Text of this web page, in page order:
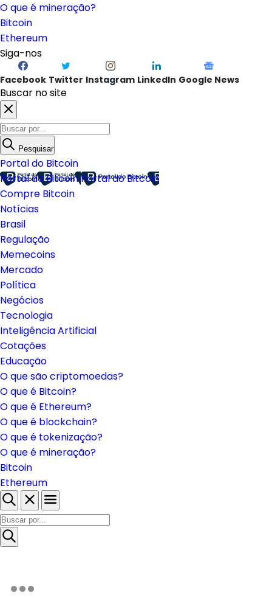
O que é mineração?
Bitcoin
Ethereum
Siga-nos
Facebook Twitter Instagram LinkedIn Google News
Buscar no site
Pesquisar
Portal do Bitcoin
Portal do BitcoinPortal do Bitcoin
Compre Bitcoin
Notícias
Brasil
Regulação
Memecoins
Mercado
Política
Negócios
Tecnologia
Inteligência Artificial
Cotações
Educação
O que são criptomoedas?
O que é Bitcoin?
O que é Ethereum?
O que é blockchain?
O que é tokenização?
O que é mineração?
Bitcoin
Ethereum